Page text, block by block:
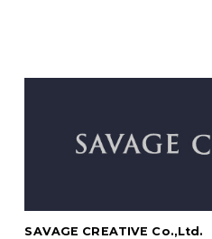
SAVAGE CREATIVE Co.,Ltd.